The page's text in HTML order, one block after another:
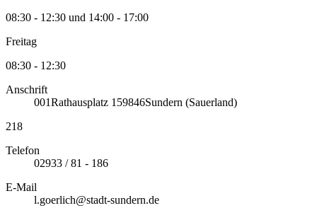
08:30 - 12:30 und 14:00 - 17:00
Freitag
08:30 - 12:30
Anschrift
001Rathausplatz 1 59846Sundern (Sauerland)
218
Telefon
02933 / 81 - 186
E-Mail
l.goerlich@stadt-sundern.de